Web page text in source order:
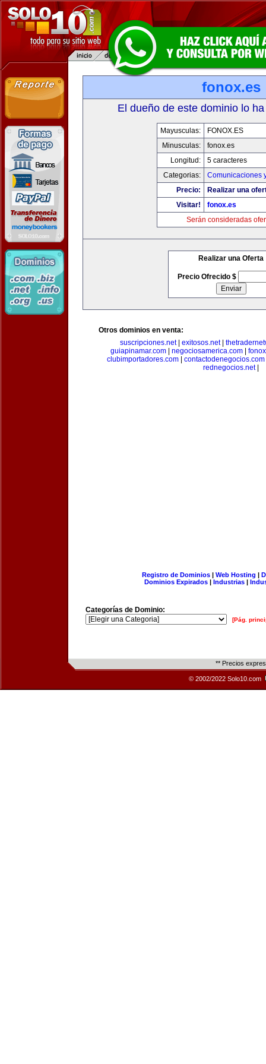
fonox.es
El dueño de este dominio lo
Mayusculas:
FONOX.ES
Minusculas:
fonox.es
Longitud:
5 caracteres
Categorias:
Comunicaciones
Precio:
Realizar una
Visitar!
fonox.es
Serán consideradas
Realizar una Oferta
Precio Ofrecido $
Otros dominios en venta:
suscripciones.net| exitosos.net|
guiapinamar.com
negociosamerica.com
clubimportadores.com
contactodenegocios.com
rednegocios.net|
Registro de Dominios| Web Hosting |
Dominios Expirados | Industrias |
Categorías de Dominio:
[Pág.
** Precios
© 2002/2022 Solo10.com